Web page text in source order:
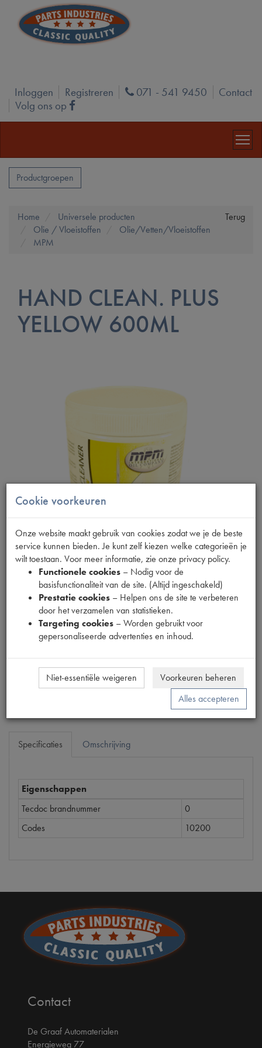
Inloggen Registreren Phone
071 - 541 9450
Contact
Volg ons op
Facebook
Productgroepen
Terug
Home
Universele producten
Olie / Vloeistoffen
Olie/Vetten/Vloeistoffen
MPM
HAND CLEAN. PLUS
YELLOW 600ML
Fabrikant
Productnummer
1918073
€11,07 (€9,15excl. btw)
Specificaties Omschrijving
Eigenschappen
Tecdoc brandnummer
0
Codes
10200
Contact
De Graaf Automaterialen
Energieweg 77
Cookie voorkeuren
Onze website maakt gebruik van cookies zodat we je de beste
service kunnen bieden. Je kunt zelf kiezen welke categorieën je
wilt toestaan. Voor meer informatie, zie onze privacy policy.
Functionele cookies – Nodig voor de
basisfunctionaliteit van de site. (Altijd ingeschakeld)
Prestatie cookies – Helpen ons de site te verbeteren
door het verzamelen van statistieken.
Targeting cookies – Worden gebruikt voor
gepersonaliseerde advertenties en inhoud.
Niet-essentiële weigeren
Voorkeuren beheren
Alles accepteren